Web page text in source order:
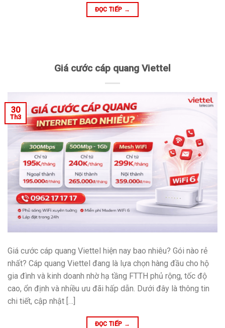
ĐỌC TIẾP →
Giá cước cáp quang Viettel
30
Th3
Giá cước cáp quang Viettel hiện nay bao nhiêu? Gói nào rẻ
nhất? Cáp quang Viettel đang là lựa chọn hàng đầu cho hộ
gia đình và kinh doanh nhờ hạ tầng FTTH phủ rộng, tốc độ
cao, ổn định và nhiều ưu đãi hấp dẫn. Dưới đây là thông tin
chi tiết, cập nhật […]
ĐỌC TIẾP →